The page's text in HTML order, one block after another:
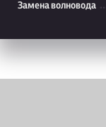
Замена волновода